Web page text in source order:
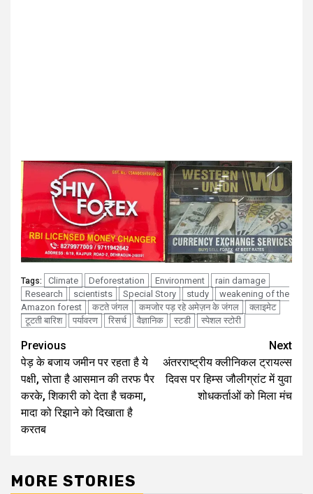
Tags: Climate Deforestation Environment
rain damage
Research
scientists Special Story study
weakening of the
Amazon forest
कटते जंगल कमजोर पड़ रहे अमेज़न के जंगल
क्लाइमेट
टूटती बारिश
पर्यावरण रिसर्च वैज्ञानिक स्टडी स्पेशल स्टोरी
Continue
Reading
Previous
पेड़ के बजाय जमीन पर रहता है ये
पक्षी, सोता है आसमान की तरफ पैर
करके, शिकारी को देता है चकमा,
मादा को रिझाने को दिखाता है
करतब
Next
अंतरराष्ट्रीय क्लीनिकल ट्रायल्स
दिवस पर हिम्स जौलीग्रांट में युवा
शोधकर्ताओं को मिला मंच
MORE STORIES